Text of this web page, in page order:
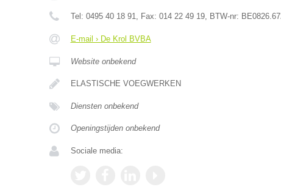
Tel: 0495 40 18 91, Fax: 014 22 49 19, BTW-nr:
E-mail › De Krol BVBA
Website onbekend
ELASTISCHE VOEGWERKEN
Diensten onbekend
Openingstijden onbekend
Sociale media: